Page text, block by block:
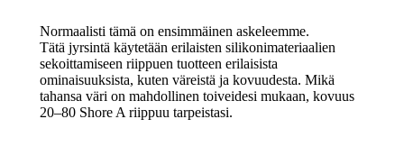
Normaalisti tämä on ensimmäinen askeleemme.
Tätä jyrsintä käytetään erilaisten silikonimateriaalien
sekoittamiseen riippuen tuotteen erilaisista
ominaisuuksista, kuten väreistä ja kovuudesta. Mikä
tahansa väri on mahdollinen toiveidesi mukaan, kovuus
20–80 Shore A riippuu tarpeistasi.